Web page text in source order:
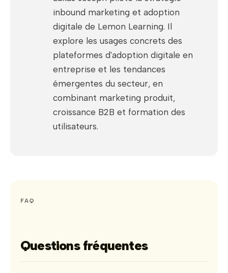
inbound marketing et adoption
digitale de Lemon Learning. Il
explore les usages concrets des
plateformes d'adoption digitale en
entreprise et les tendances
émergentes du secteur, en
combinant marketing produit,
croissance B2B et formation des
utilisateurs.
FAQ
Questions fréquentes